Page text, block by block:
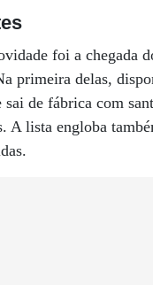
foi a chegada
primeira delas,
sai de fábrica com
A lista engloba